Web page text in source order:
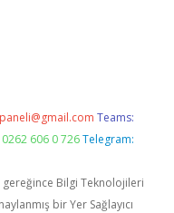
Teams:
606 0 726 Telegram:
gereğince Bilgi Teknolojileri
bir Yer Sağlayıcı